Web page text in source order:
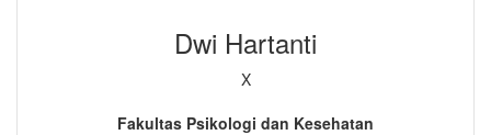
Dwi Hartanti
X
Fakultas Psikologi dan Kesehatan